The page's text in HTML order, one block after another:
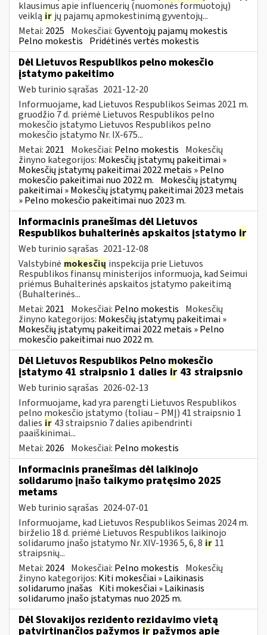
klausimus apie influencerių (nuomonės formuotojų)
veiklą ir jų pajamų apmokestinimą gyventojų...
Metai: 2025 Mokesčiai:Gyventojų pajamų mokestis
Pelno mokestis Pridėtinės vertės mokestis
Dėl Lietuvos Respublikos pelno mokesčio
įstatymo pakeitimo
Web turinio sąrašas 2021-12-20
Informuojame, kad Lietuvos Respublikos Seimas 2021 m.
gruodžio 7 d. priėmė Lietuvos Respublikos pelno
mokesčio įstatymo Lietuvos Respublikos pelno
mokesčio įstatymo Nr. IX-675...
Metai: 2021 Mokesčiai: Pelno mokestis Mokesčių
žinyno kategorijos: Mokesčių įstatymų pakeitimai »
Mokesčių įstatymų pakeitimai 2022 metais » Pelno
mokesčio pakeitimai nuo 2022 m. Mokesčių įstatymų
pakeitimai » Mokesčių įstatymų pakeitimai 2023 metais
» Pelno mokesčio pakeitimai nuo 2023 m.
Informacinis pranešimas dėl Lietuvos
Respublikos buhalterinės apskaitos įstatymo ir
Web turinio sąrašas 2021-12-08
Valstybinė mokesčių inspekcija prie Lietuvos
Respublikos finansų ministerijos informuoja, kad Seimui
priėmus Buhalterinės apskaitos įstatymo pakeitimą
(Buhalterinės...
Metai: 2021 Mokesčiai: Pelno mokestis Mokesčių
žinyno kategorijos: Mokesčių įstatymų pakeitimai »
Mokesčių įstatymų pakeitimai 2022 metais » Pelno
mokesčio pakeitimai nuo 2022 m.
Dėl Lietuvos Respublikos Pelno mokesčio
įstatymo 41 straipsnio 1 dalies ir 43 straipsnio
Web turinio sąrašas 2026-02-13
Informuojame, kad yra parengti Lietuvos Respublikos
pelno mokesčio įstatymo (toliau – PMĮ) 41 straipsnio 1
dalies ir 43 straipsnio 7 dalies apibendrinti
paaiškinimai...
Metai: 2026 Mokesčiai: Pelno mokestis
Informacinis pranešimas dėl laikinojo
solidarumo įnašo taikymo pratęsimo 2025
metams
Web turinio sąrašas 2024-07-01
Informuojame, kad Lietuvos Respublikos Seimas 2024 m.
birželio 18 d. priėmė Lietuvos Respublikos laikinojo
solidarumo įnašo įstatymo Nr. XIV-1936 5, 6, 8 ir 11
straipsnių...
Metai: 2024 Mokesčiai: Pelno mokestis Mokesčių
žinyno kategorijos: Kiti mokesčiai » Laikinasis
solidarumo įnašas Kiti mokesčiai » Laikinasis
solidarumo įnašo įstatymas nuo 2025 m.
Dėl Slovakijos rezidento rezidavimo vietą
patvirtinančios pažymos ir pažymos apie